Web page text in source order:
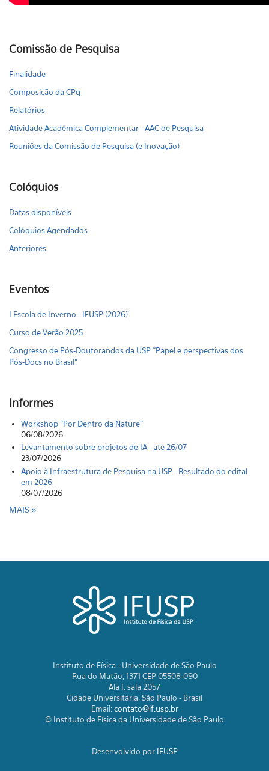
Comissão de Pesquisa
Finalidade
Composição da CPq
Relatórios
Atividade Acadêmica Complementar - AAC de Pesquisa
Reuniões da Comissão de Pesquisa (e Inovação)
Colóquios
Datas disponíveis
Colóquios Agendados
Anteriores
Eventos
I Escola de Inverno - IFUSP (2026)
Curso de Verão 2025
Congresso de Pós-Doutorandos da USP “Papel e perspectivas dos
Pós-Docs no Brasil"
Informes
Workshop "Por Dentro da Nature"
06/08/2026
Levantamento sobre projetos de IA - até 26/07
23/07/2026
Apoio à Infraestrutura de Pesquisa na USP - Resultado do edital
em 2026
08/07/2026
MAIS
Instituto de Física - Universidade de São Paulo
Rua do Matão, 1371 CEP 05508-090
Ala I, sala 2057
Cidade Universitária, São Paulo - Brasil
Email:contato@if.usp.br
© Instituto de Física da Universidade de São Paulo
Desenvolvido por IFUSP